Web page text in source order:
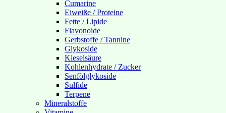
Cumarine
Eiweiße / Proteine
Fette / Lipide
Flavonoide
Gerbstoffe / Tannine
Glykoside
Kieselsäure
Kohlenhydrate / Zucker
Senfölglykoside
Sulfide
Terpene
Mineralstoffe